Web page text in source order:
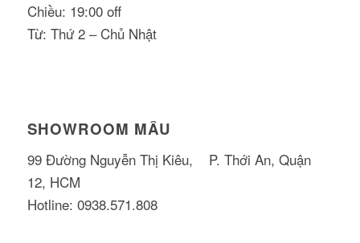
Chiều: 19:00 off
Từ: Thứ 2 – Chủ Nhật
SHOWROOM MẪU
99 Đường Nguyễn Thị Kiêu, P. Thới An, Quận
12, HCM
Hotline: 0938.571.808